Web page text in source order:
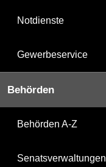
Notdienste
Gewerbeservice
Behörden
Behörden A-Z
Senatsverwaltungen